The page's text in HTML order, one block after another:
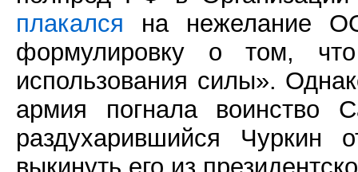
плакался на нежелание
формулировку о том,
использования силы».
армия погнала воинство
раздухарившийся Чуркин